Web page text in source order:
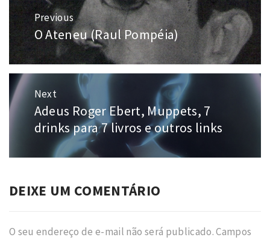
Navegação
de
Post
Previous
Previous
O Ateneu (Raul Pompéia)
Next
Next
post:
Adeus Roger Ebert, Muppets, 7
drinks para 7 livros e outros links
DEIXE UM COMENTÁRIO
O seu endereço de e-mail não será publicado.Campos